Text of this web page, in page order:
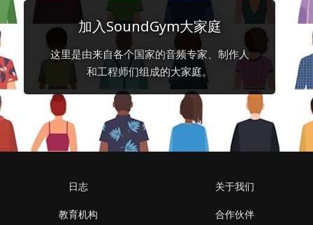
加入SoundGym大家庭
这里是由来自各个国家的音频专家、制作人
和工程师们组成的大家庭。
日志
教育机构
关于我们
合作伙伴